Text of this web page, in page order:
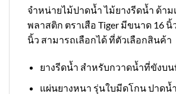
จำหน่ายไม้ปาดน้ำ ไม้ยางรีดน้ำ ด้าม
พลาสติก ตราเสือ Tiger มีขนาด 16 นิ้
นิ้ว สามารถเลือกได้ ที่ตัวเลือกสินค้า
ยางรีดน้ำ สำหรับกวาดน้ำที่ขังบ
แผ่นยางหนา รุ่นใบมีดโกน ปาดน้